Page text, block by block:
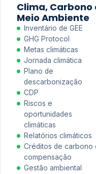
Clima, Carbono
Meio Ambiente
Inventário de GEE
GHG Protocol
Metas climáticas
Jornada climática
Plano de
descarbonização
CDP
Riscos e
oportunidades
climáticas
Relatórios climáticos
Créditos de carbono
compensação
Gestão ambiental